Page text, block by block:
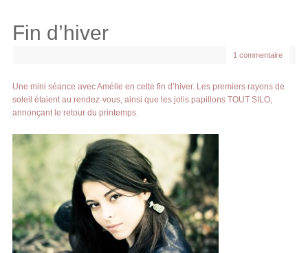
Fin d’hiver
1 commentaire
Une mini séance avec Amélie en cette fin d’hiver. Les premiers rayons de
soleil étaient au rendez-vous, ainsi que les jolis papillons TOUT SILO,
annonçant le retour du printemps.